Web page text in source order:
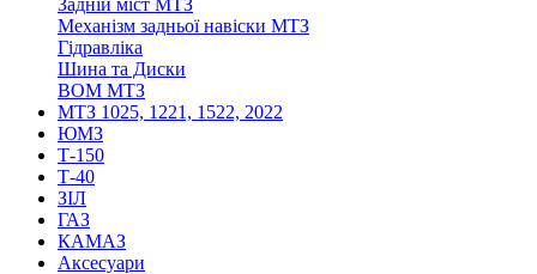
Механізм задньої навіски МТЗ
Гідравліка
Шина та Диски
ВОМ МТЗ
МТЗ 1025, 1221, 1522, 2022
ЮМЗ
Т-150
Т-40
ЗІЛ
ГАЗ
КАМАЗ
Аксесуари